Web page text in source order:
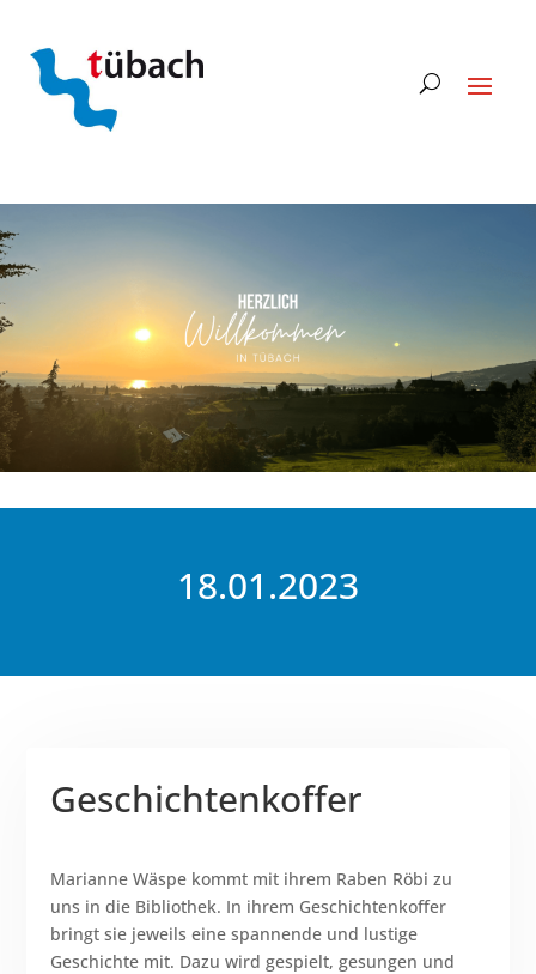
18.01.2023
Geschichtenkoffer
Marianne Wäspe kommt mit ihrem Raben Röbi zu
uns in die Bibliothek. In ihrem Geschichtenkoffer
bringt sie jeweils eine spannende und lustige
Geschichte mit. Dazu wird gespielt, gesungen und